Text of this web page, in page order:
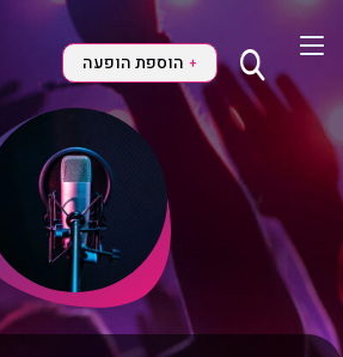
+ הוספת הופעה